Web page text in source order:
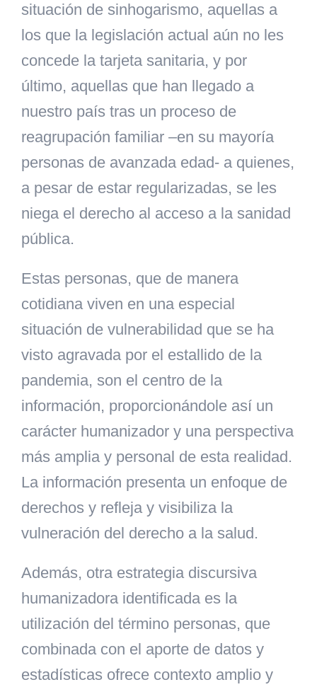
situación de sinhogarismo, aquellas a
los que la legislación actual aún no les
concede la tarjeta sanitaria, y por
último, aquellas que han llegado a
nuestro país tras un proceso de
reagrupación familiar –en su mayoría
personas de avanzada edad- a quienes,
a pesar de estar regularizadas, se les
niega el derecho al acceso a la sanidad
pública.
Estas personas, que de manera
cotidiana viven en una especial
situación de vulnerabilidad que se ha
visto agravada por el estallido de la
pandemia, son el centro de la
información, proporcionándole así un
carácter humanizador y una perspectiva
más amplia y personal de esta realidad.
La información presenta un enfoque de
derechos y refleja y visibiliza la
vulneración del derecho a la salud.
Además, otra estrategia discursiva
humanizadora identificada es la
utilización del término personas, que
combinada con el aporte de datos y
estadísticas ofrece contexto amplio y